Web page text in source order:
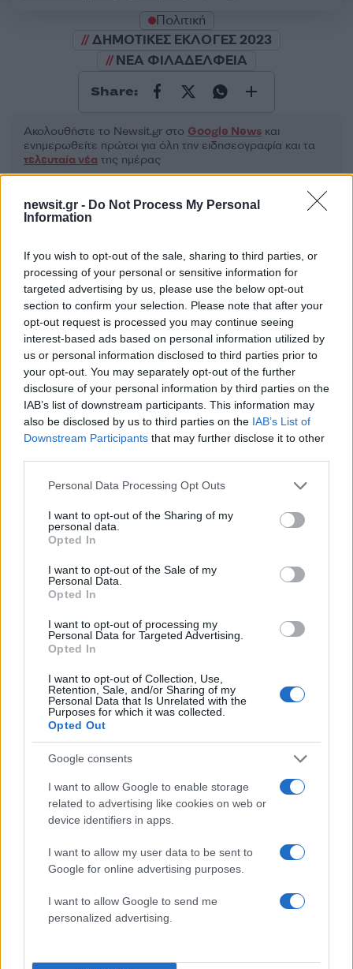
newsit.gr - Do Not Process My Personal
Information
If you wish to opt-out of the sale, sharing to third parties, or
processing of your personal or sensitive information for
targeted advertising by us, please use the below opt-out
section to confirm your selection. Please note that after your
opt-out request is processed you may continue seeing
interest-based ads based on personal information utilized by
us or personal information disclosed to third parties prior to
your opt-out. You may separately opt-out of the further
disclosure of your personal information by third parties on the
IAB’s list of downstream participants. This information may
also be disclosed by us to third parties on the IAB’s List of
Downstream Participants that may further disclose it to other
Please note that this website/app uses one or more Google
not limited to your visit or usage behaviour. You may click to
grant or deny consent to Google and its third-party tags to
use your data for below specified purposes in below Google
consent section.
Personal Data Processing Opt Outs
I want to opt-out of the Sharing of my
personal data.
Opted In
I want to opt-out of the Sale of my
Personal Data.
Opted In
I want to opt-out of processing my
Personal Data for Targeted Advertising.
Opted In
I want to opt-out of Collection, Use,
Retention, Sale, and/or Sharing of my
Personal Data that Is Unrelated with the
Purposes for which it was collected.
Opted Out
Google consents
I want to allow Google to enable storage
related to advertising like cookies on web or
device identifiers in apps.
I want to allow my user data to be sent to
Google for online advertising purposes.
I want to allow Google to send me
personalized advertising.
Πολιτική
ΔΗΜΟΤΙΚΕΣ ΕΚΛΟΓΕΣ 2023
ΝΕΑ ΦΙΛΑΔΕΛΦΕΙΑ
Share:
Ακολουθήστε το Νewsit.gr στο Google News και
ενημερωθείτε πρώτοι για όλη την ειδησεογραφία και τα
τελευταία νέα της ημέρας
Πιο δημοφιλή
1 Η Άννα Βίσση ξετρελάθηκε με μπάντα που
έπαιζε Τσιτσάνη στο Φισκάρδο και τους
πρότεινε συνεργασία
2 Μαριζέτα Αντωνοπούλου στο newsit.gr: Οι
“σωτήρες” ανήκουν στο χρονοντούλαπο
της ιστορίας
3«Ψήνονται» στα 40άρια δυτική και βόρεια
Ελλάδα – Ενισχυμένα μελτέμια έως 8
μποφόρ στο Αιγαίο μέχρι
Δεκαπενταύγουστο
Νίκα κάνουν διακοπές με πολυτελές γιοτ
με τα δύο παιδιά τους
Θρήνος για τον Λιονέλ Μέσι – Πέθανε ο
πατέρας του, Χόρχε
Πιο σχολιασμένα
Marfin: Η 46χρονη πήρε προθεσμία για
να απολογηθεί την Τρίτη – «Είναι αθώα,
συμμετείχε στη διαδήλωση όπως και
Βγήκαν ξανά τα μαχαίρια στην Ελπίδα
για τη Δημοκρατία: «Καρυστιανού,
Γρατσία και Γαλανός μετέτρεψαν το
κίνημα σε φοβικό αρχηγικό κόμμα»
Μεταφορές χρημάτων: Πότε μπορεί να
θεωρηθούν δωρεές και να επιβληθεί
φόρος – Τι ισχυεί για τις γονικές παροχές
Απίστευτο κι όμως αληθινό -
Aναστέλλονται τα τακτικά ραντεβού του
Χανίων επειδή κλάπηκε το μηχανάκι του
γιατρού
916 προϊόντα στην εθνική πρωτοβουλία,
ανάμεσά τους 130 σχολικά